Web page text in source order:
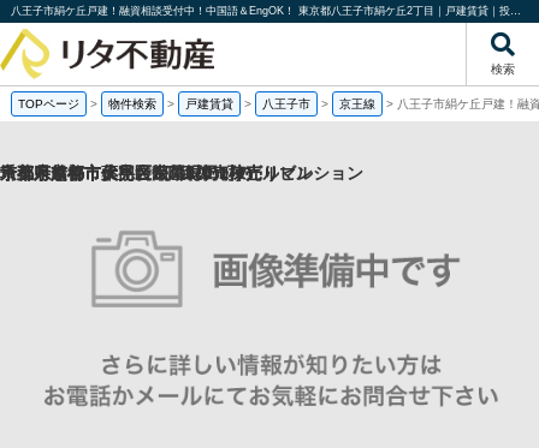
八王子市絹ケ丘戸建！融資相談受付中！中国語＆EngOK！ 東京都八王子市絹ケ丘2丁目｜戸建賃貸｜投資物件や収益物件｜株式会社リタ不動産
検索
TOPページ > 物件検索 > 戸建賃貸 > 八王子市 > 京王線 > 八王子市絹ケ丘戸建！融
京都府京都市伏見区帯屋町の1棟売りビル
京都府京都市伏見区深草堀田町の
埼玉県越谷市大字袋山の1棟売りビル
千葉県船橋市薬円台1丁目の一棟売りマンション